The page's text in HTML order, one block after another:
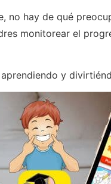
no hay de qué
monitorear el
y